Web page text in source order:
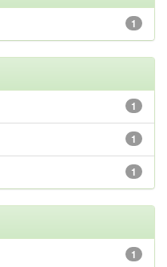
1
1
1
1
1